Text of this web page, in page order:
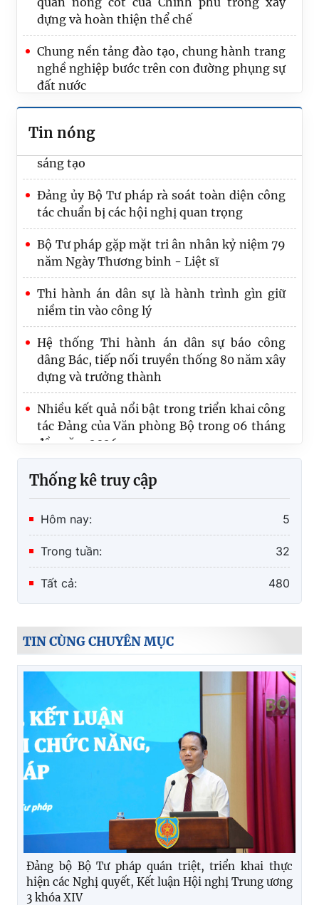
dựng và hoàn thiện thể chế
​Chung nền tảng đào tạo, chung hành trang
nghề nghiệp bước trên con đường phụng sự
đất nước
chúc mừng 95 năm Ngày thành lập Đoàn
TNCS Hồ Chí Minh
Tin nóng
Chuẩn bị kỹ nội dung phục vụ giám sát của
Đảng ủy cấp trên đối với Đảng ủy Bộ Tư
pháp
sáng tạo
Đảng ủy Bộ Tư pháp rà soát toàn diện công
tác chuẩn bị các hội nghị quan trọng
Bộ Tư pháp gặp mặt tri ân nhân kỷ niệm 79
năm Ngày Thương binh - Liệt sĩ
Thi hành án dân sự là hành trình gìn giữ
niềm tin vào công lý
Hệ thống Thi hành án dân sự báo công
dâng Bác, tiếp nối truyền thống 80 năm xây
dựng và trưởng thành
Nhiều kết quả nổi bật trong triển khai công
tác Đảng của Văn phòng Bộ trong 06 tháng
đầu năm 2026
Thống kê truy cập
Hôm nay: 5
Trong tuần: 32
Tất cả: 480
TIN CÙNG CHUYÊN MỤC
Đảng bộ Bộ Tư pháp quán triệt, triển khai thực
hiện các Nghị quyết, Kết luận Hội nghị Trung ương
3 khóa XIV